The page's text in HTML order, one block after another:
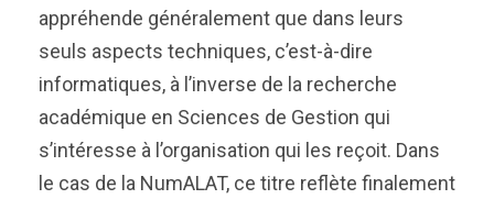
appréhende généralement que dans leurs
seuls aspects techniques, c’est-à-dire
informatiques, à l’inverse de la recherche
académique en Sciences de Gestion qui
s’intéresse à l’organisation qui les reçoit. Dans
le cas de la NumALAT, ce titre reflète finalement